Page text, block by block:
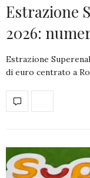
Estrazione
2026:
Estrazione
di euro centrato a